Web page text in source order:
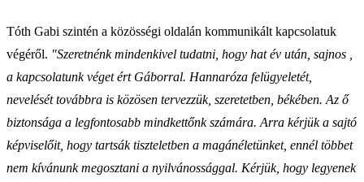
Tóth Gabi szintén a közösségi oldalán kommunikált kapcsolatuk
végéről. "Szeretnénk mindenkivel tudatni, hogy hat év után, sajnos ,
a kapcsolatunk véget ért Gáborral. Hannaróza felügyeletét,
nevelését továbbra is közösen tervezzük, szeretetben, békében. Az ő
biztonsága a legfontosabb mindkettőnk számára. Arra kérjük a sajtó
képviselőit, hogy tartsák tiszteletben a magánéletünket, ennél többet
nem kívánunk megosztani a nyilvánossággal. Kérjük, hogy legyenek